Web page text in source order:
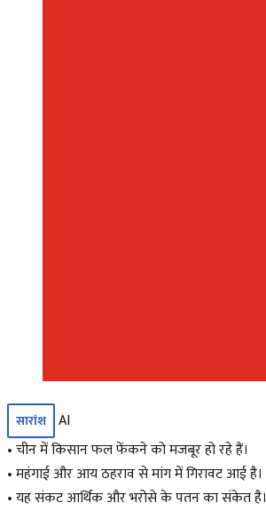
सारांश
AI
• चीन में किसान फल फेंकने को मजबूर हो रहे हैं।
• महंगाई और आय ठहराव से मांग में गिरावट आई है।
• यह संकट आर्थिक और भरोसे के पतन का संकेत है।